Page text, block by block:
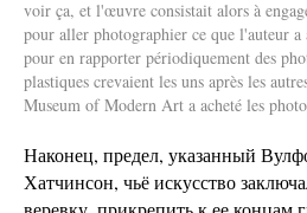
voir ça, et l'œuvre consistait alors à
pour aller photographier ce que l'auteur a
pour en rapporter périodiquement des
plastiques crevaient les uns après les
Museum of Modern Art a acheté les
Наконец, предел, указанный
Хатчинсон, чьё искусство